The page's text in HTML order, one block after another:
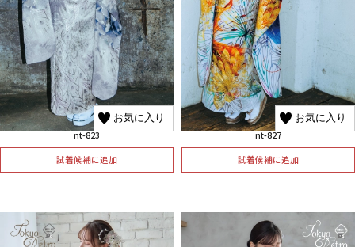
お気に入り
nt-823
試着候補に追加
お気に入り
nt-827
試着候補に追加